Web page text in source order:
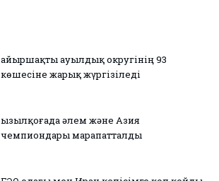
Қайыршақты ауылдық округінің 93
көшесіне жарық жүргізіледі
Қызылқоғада әлем және Азия
чемпиондары марапатталды